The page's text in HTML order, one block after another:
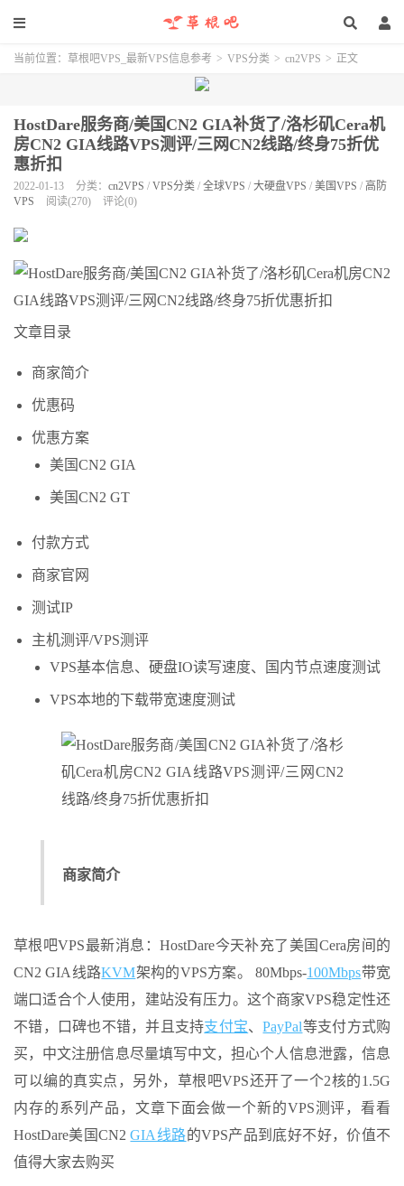
当前位置： 草根吧VPS_最新VPS信息参考 > VPS分类 > cn2VPS > 正文
HostDare服务商/美国CN2 GIA补货了/洛杉矶Cera机
房CN2 GIA线路VPS测评/三网CN2线路/终身75折优
惠折扣
2022-01-13 分类： cn2VPS / VPS分类 / 全球VPS / 大硬盘VPS / 美国VPS / 高防
VPS
阅读(270) 评论(0)
文章目录
商家简介
优惠码
优惠方案
美国CN2 GIA
美国CN2 GT
付款方式
商家官网
测试IP
主机测评/VPS测评
VPS基本信息、硬盘IO读写速度、国内节点速度测试
VPS本地的下载带宽速度测试
商家简介
草根吧VPS最新消息：HostDare今天补充了美国Cera房间的
CN2 GIA线路KVM架构的VPS方案。 80Mbps-100Mbps带宽
端口适合个人使用，建站没有压力。这个商家VPS稳定性还
不错，口碑也不错，并且支持支付宝、PayPal等支付方式购
买，中文注册信息尽量填写中文，担心个人信息泄露，信息
可以编的真实点，另外，草根吧VPS还开了一个2核的1.5G
内存的系列产品，文章下面会做一个新的VPS测评，看看
HostDare美国CN2GIA线路的VPS产品到底好不好，价值不
值得大家去购买